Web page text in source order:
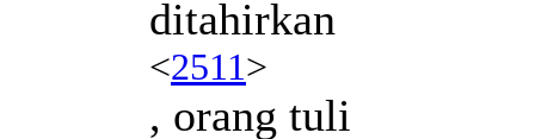
ditahirkan
<2511>
, orang tuli